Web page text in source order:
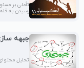
تأملی بر
رسیدن به
جبهه
تحلیل